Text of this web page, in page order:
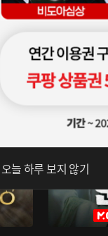
오늘 하루 보지 않기